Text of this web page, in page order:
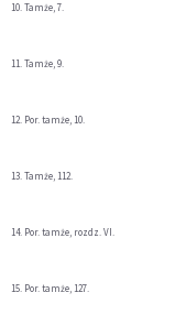
10. Tamże, 7.
11. Tamże, 9.
12. Por. tamże, 10.
13. Tamże, 112.
14. Por. tamże, rozdz. VI.
15. Por. tamże, 127.